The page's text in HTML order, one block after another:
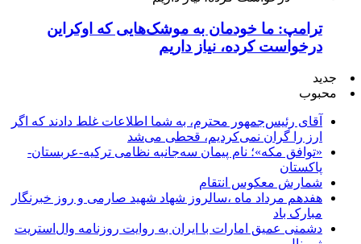
ترامپ: ما خودمان به موشک‌هایی که اوکراین
درخواست کرده، نیاز داریم
جدید
محبوب
آقای رئیس‌جمهور محترم، به شما اطلاعات غلط دادند که اگر
ارز را گران نمی‌کردیم، قحطی می‌شد
«توافق مکه»؛ نام پیمان سه‌جانبه نظامی ترکیه-عربستان-
پاکستان
شمارش معکوس انتقام
هفدهم مرداد ماه ،سالروز شهاد شهید صارمی و روز خبرنگار
مبارک باد
دشمنی عمیق امارات با ایران به روایت روزنامه وال‌استریت